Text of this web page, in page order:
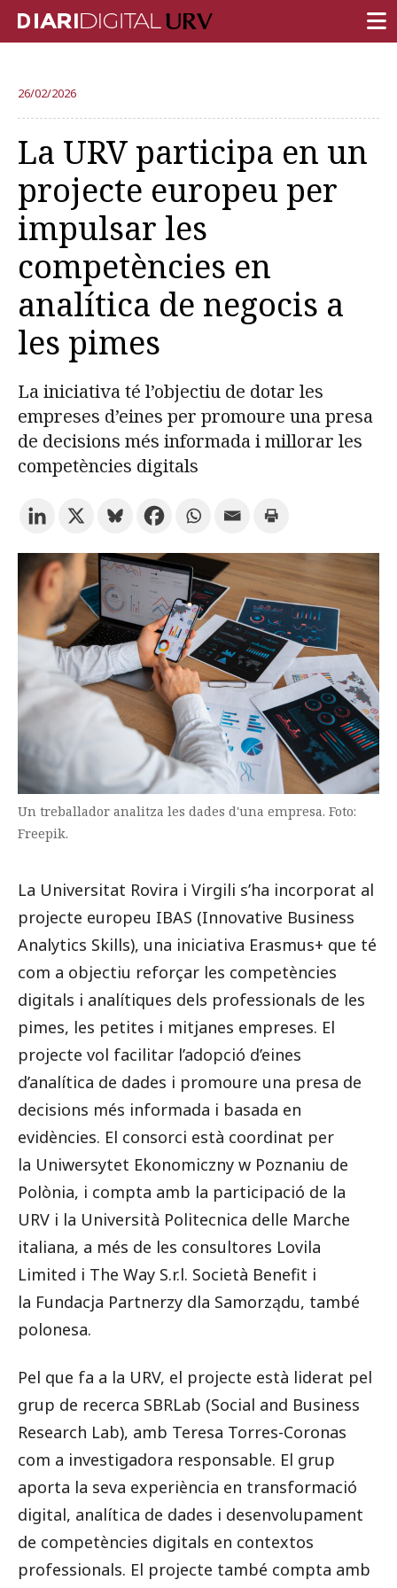
RECERCA
DOCÈNCIA
INSTITUCIÓ
VIDA AL CAMPUS
COMUNITAT URV
REPORTATGES
Més categories
Prova la cerca avançada
Subscriu-te als butlletins de la URV
CATALÀ ESPAÑOL ENGLISH
26/02/2026
La URV participa en un
projecte europeu per
impulsar les
competències en
analítica de negocis a
les pimes
La iniciativa té l’objectiu de dotar les
empreses d’eines per promoure una presa
de decisions més informada i millorar les
competències digitals
Un treballador analitza les dades d'una empresa. Foto:
Freepik.
La Universitat Rovira i Virgili s’ha incorporat al
projecte europeu IBAS (Innovative Business
Analytics Skills), una iniciativa Erasmus+ que té
com a objectiu reforçar les competències
digitals i analítiques dels professionals de les
pimes, les petites i mitjanes empreses. El
projecte vol facilitar l’adopció d’eines
d’analítica de dades i promoure una presa de
decisions més informada i basada en
evidències. El consorci està coordinat per
la Uniwersytet Ekonomiczny w Poznaniu de
Polònia, i compta amb la participació de la
URV i la Università Politecnica delle Marche
italiana, a més de les consultores Lovila
Limited i The Way S.r.l. Società Benefit i
la Fundacja Partnerzy dla Samorządu, també
polonesa.
Pel que fa a la URV, el projecte està liderat pel
grup de recerca SBRLab (Social and Business
Research Lab), amb Teresa Torres-Coronas
com a investigadora responsable. El grup
aporta la seva experiència en transformació
digital, analítica de dades i desenvolupament
de competències digitals en contextos
professionals. El projecte també compta amb